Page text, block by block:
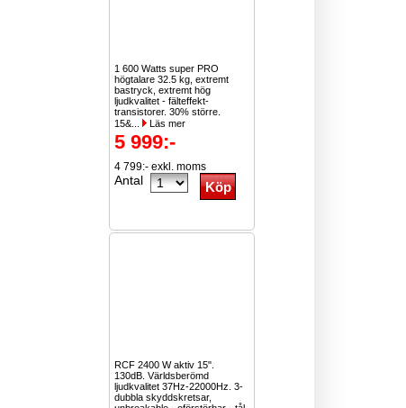
1 600 Watts super PRO
högtalare 32.5 kg, extremt
bastryck, extremt hög
ljudkvalitet - fälteffekt-
transistorer. 30% större.
15&...
Läs mer
5 999:-
4 799:- exkl. moms
Antal
RCF 2400 W aktiv 15".
130dB. Världsberömd
ljudkvalitet 37Hz-22000Hz. 3-
dubbla skyddskretsar,